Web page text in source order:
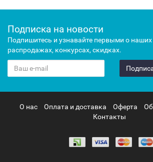
Подписка на новости
Подпишитесь и узнавайте первыми о наших
распродажах, конкурсах, скидках.
О нас Оплата и доставка Оферта
Контакты